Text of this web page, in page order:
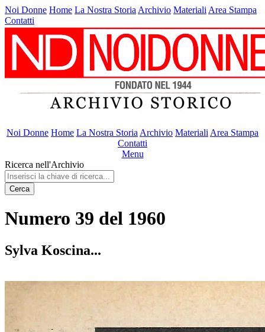
Noi Donne Home La Nostra Storia Archivio Materiali Area Stampa
Contatti
Noi Donne Home La Nostra Storia Archivio Materiali Area Stampa
Contatti
Menu
Ricerca nell'Archivio
Cerca
Numero 39 del 1960
Sylva Koscina...